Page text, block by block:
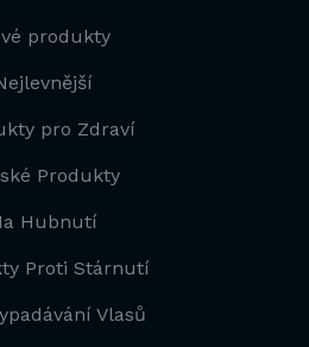
produkty
pro Zdraví
Produkty
Hubnutí
Proti Stárnutí
Vlasů